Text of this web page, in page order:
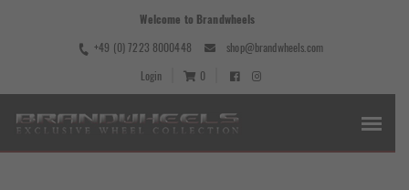
Welcome to Brandwheels
+49 (0) 7223 8000448
shop@brandwheels.com
Login
0